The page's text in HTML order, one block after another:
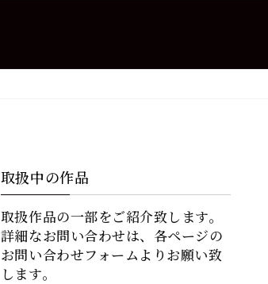
取扱中の作品
取扱作品の一部をご紹介致します。
詳細なお問い合わせは、各ページの
お問い合わせフォームよりお願い致
します。